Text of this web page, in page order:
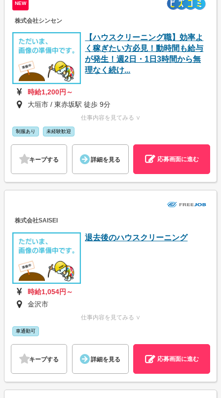
NEW
株式会社シンセン
【ハウスクリーニング職】効率よ
く稼ぎたい方必見！動時間も給与
が発生！週2日・1日3時間から無
理なく続け...
時給1,200円～
大垣市 / 東赤坂駅 徒歩 9分
仕事内容を見てみる ∨
制服あり 未経験歓迎
キープする 詳細を見る 応募画面に進む
株式会社SAISEI
退去後のハウスクリーニング
時給1,054円～
金沢市
仕事内容を見てみる ∨
車通勤可
キープする 詳細を見る 応募画面に進む